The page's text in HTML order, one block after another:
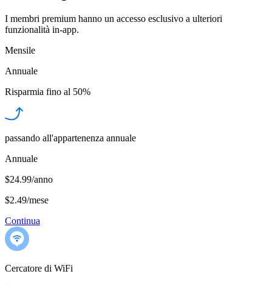
I membri premium hanno un accesso esclusivo a ulteriori
funzionalità in-app.
Mensile
Annuale
Risparmia fino al 50%
passando all'appartenenza annuale
Annuale
$24.99/anno
$2.49/mese
Continua
Cercatore di WiFi